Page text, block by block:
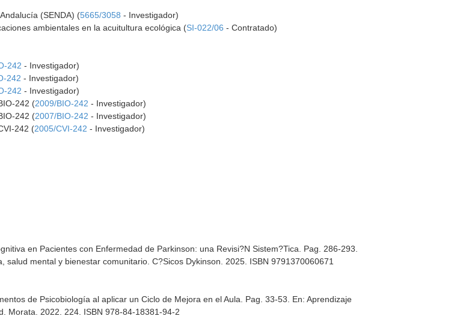
(SENDA) (5665/3058 - Investigador)
ambientales en la acuitultura ecológica (SI-022/06 - Contratado)
242 - Investigador)
242 - Investigador)
242 - Investigador)
242 (2009/BIO-242 - Investigador)
242 (2007/BIO-242 - Investigador)
242 (2005/CVI-242 - Investigador)
en Pacientes con Enfermedad de Parkinson: una Revisi?N Sistem?Tica. Pag. 286-293.
salud mental y bienestar comunitario . C?Sicos Dykinson. 2025. ISBN 9791370060671
de Psicobiología al aplicar un Ciclo de Mejora en el Aula. Pag. 33-53. En: Aprendizaje
Morata. 2022. 224. ISBN 978-84-18381-94-2